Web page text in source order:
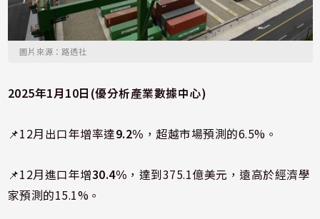
圖片來源：路透社
2025年1月10日(優分析產業數據中心)
📌12月出口年增率達9.2% ，超越市場預測的6.5%。
📌12月進口年增30.4% ，達到375.1億美元，遠高於經濟學
家預測的15.1%。